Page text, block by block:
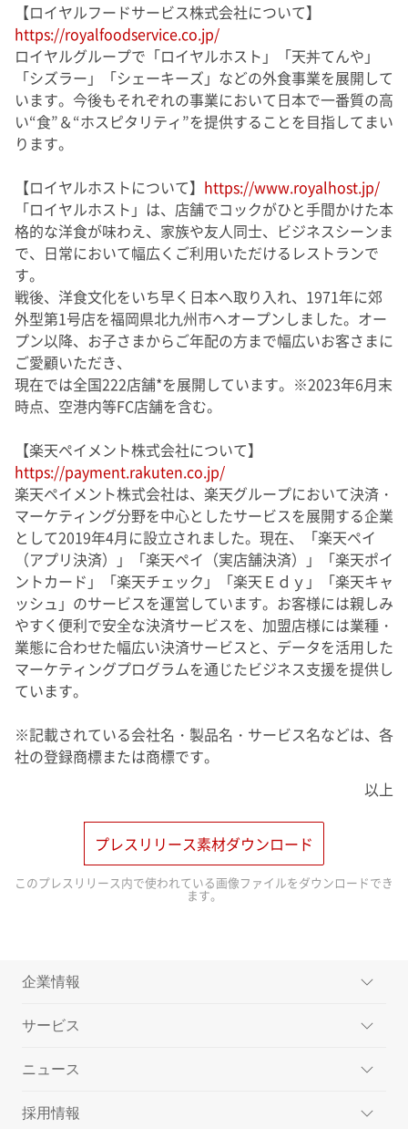
【ロイヤルフードサービス株式会社について】
https://royalfoodservice.co.jp/
ロイヤルグループで「ロイヤルホスト」「天丼てんや」
「シズラー」「シェーキーズ」などの外食事業を展開して
います。今後もそれぞれの事業において日本で一番質の高
い“食”＆“ホスピタリティ”を提供することを目指してまい
ります。
【ロイヤルホストについて】 https://www.royalhost.jp/
「ロイヤルホスト」は、店舗でコックがひと手間かけた本
格的な洋食が味わえ、家族や友人同士、ビジネスシーンま
で、日常において幅広くご利用いただけるレストランで
す。
戦後、洋食文化をいち早く日本へ取り入れ、 1971年に郊
外型第1号店を福岡県北九州市へオープンしました。オー
プン以降、お子さまからご年配の方まで幅広いお客さまに
ご愛顧いただき、
現在では全国222店舗*を展開しています。※2023年6月末
時点、空港内等FC店舗を含む。
【楽天ペイメント株式会社について】
https://payment.rakuten.co.jp/
楽天ペイメント株式会社は、楽天グループにおいて決済・
マーケティング分野を中心としたサービスを展開する企業
として2019年4月に設立されました。現在、「楽天ペイ
（アプリ決済）」「楽天ペイ（実店舗決済）」「楽天ポイ
ントカード」「楽天チェック」「楽天Ｅｄｙ」「楽天キャ
ッシュ」のサービスを運営しています。お客様には親しみ
やすく便利で安全な決済サービスを、加盟店様には業種・
業態に合わせた幅広い決済サービスと、データを活用した
マーケティングプログラムを通じたビジネス支援を提供し
ています。
※記載されている会社名・製品名・サービス名などは、各
社の登録商標または商標です。
以上
プレスリリース素材ダウンロード
このプレスリリース内で使われている画像ファイルをダウンロードでき
ます。
企業情報
ミッション
メッセージ
会社概要
サービス
楽天ペイメントのサービス
楽天ペイ
ニュース
プレスリリース
採用情報